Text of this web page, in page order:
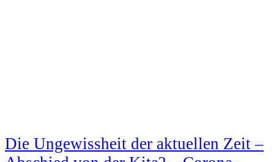
Die Ungewissheit der aktuellen Zeit –